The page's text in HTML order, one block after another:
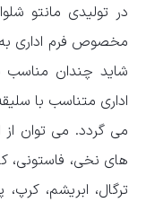
در تولیدی مانتو
مخصوص فرم اداری به
شاید چندان مناسب
اداری متناسب با
می گردد. می ‌توان
های نخی، فاستونی،
ترگال، ابریشم، کرپ،